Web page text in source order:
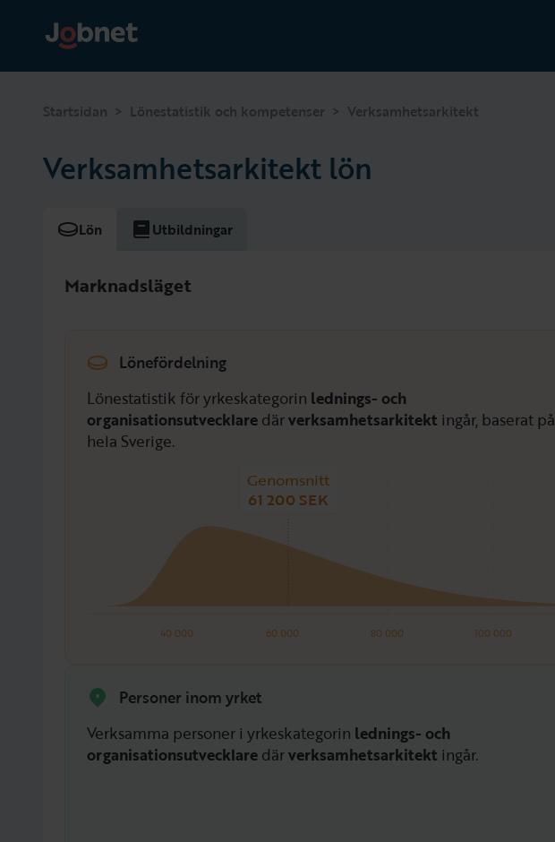
Startsidan > Lönestatistik och kompetenser > Verksamhetsarkitekt
Verksamhetsarkitekt lön
Lön Utbildningar
Marknadsläget
Lönefördelning
Lönestatistik för yrkeskategorin lednings- och
organisationsutvecklare därverksamhetsarkitekt ingår, baserat på
hela Sverige.
40 000 60 000 80 000 100 000
Genomsnitt
61 200 SEK
Personer inom yrket
Verksamma personer i yrkeskategorin lednings- och
organisationsutvecklare därverksamhetsarkitekt ingår.